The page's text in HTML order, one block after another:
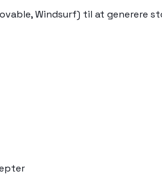
Windsurf) til at